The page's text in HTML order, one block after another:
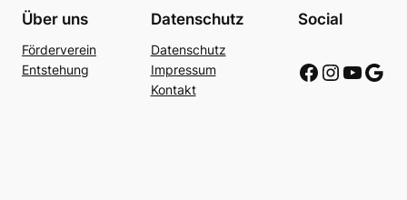
Über uns
Förderverein
Entstehung
Datenschutz
Datenschutz
Impressum
Kontakt
Social
Link zu Facebook Link zu Instagram Link zu Youtube Link zu Google